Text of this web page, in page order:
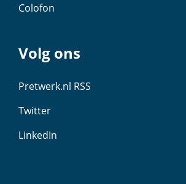
Colofon
Volg ons
Pretwerk.nl RSS
Twitter
LinkedIn